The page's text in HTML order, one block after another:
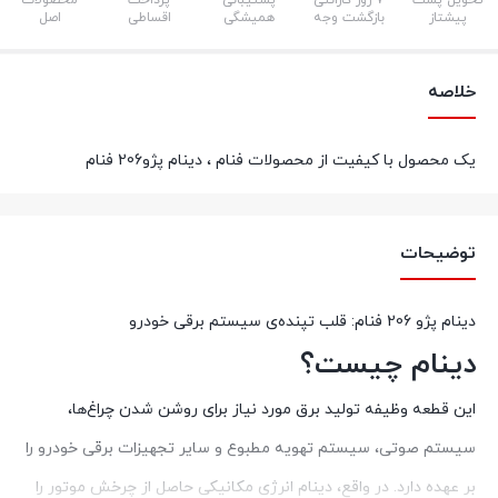
پیشتاز
بازگشت وجه
همیشگی
اقساطی
اصل
خلاصه
یک محصول با کیفیت از محصولات فنام ، دینام پژو206 فنام
توضیحات
دینام پژو 206 فنام: قلب تپنده‌ی سیستم برقی خودرو
دینام چیست؟
این قطعه وظیفه تولید برق مورد نیاز برای روشن شدن چراغ‌ها،
سیستم صوتی، سیستم تهویه مطبوع و سایر تجهیزات برقی خودرو را
بر عهده دارد. در واقع، دینام انرژی مکانیکی حاصل از چرخش موتور را